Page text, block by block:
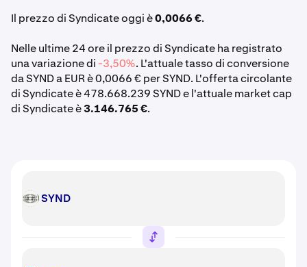
Il prezzo di Syndicate oggi è0,0066 €.
Nelle ultime 24 ore il prezzo di Syndicate ha registrato
una variazione di-3,50%. L'attuale tasso di conversione
da SYND a EUR è 0,0066 € per SYND. L'offerta circolante
di Syndicate è 478.668.239 SYND e l'attuale market cap
di Syndicate è3.146.765 €.
SYND SYND